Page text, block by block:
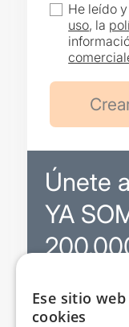
He leído
uso, la
Únete
YA
Ese sitio
cookies